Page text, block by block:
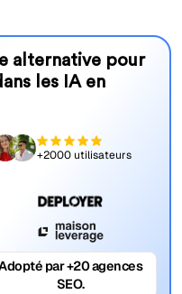
alternative pour
les IA en
+2000 utilisateurs
par +20 agences
SEO.